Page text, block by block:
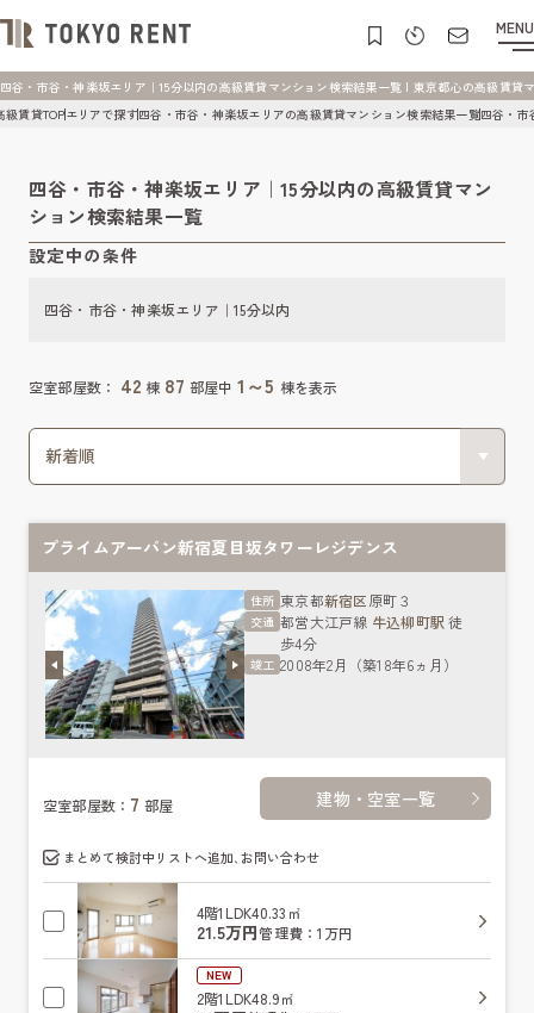
MENU
四谷・市谷・神楽坂エリア｜15分以内の高級賃貸マンション検索結果一覧 | 東京都心の高級賃貸
級賃貸TOPエリアで探す四谷・市谷・神楽坂エリアの高級賃貸マンション検索結果一覧四谷・市
四谷・市谷・神楽坂エリア｜15分以内の高級賃貸マン
ション検索結果一覧
設定中の条件
空室部屋数： 42 棟 87 部屋中 1～5 棟を表示
四谷・市谷・神楽坂エリア｜15分以内
プライムアーバン新宿夏目坂タワーレジデンス
住所 東京都新宿区原町３
交通 都営大江戸線 牛込柳町駅 徒
歩4分
竣工 2008年2月（築18年6ヵ月）
空室部屋数： 7 部屋 建物・空室一覧
まとめて検討中リストへ追加､お問い合わせ
4階1LDK40.33㎡
21.5万円管理費：1万円
NEW
2階1LDK48.9㎡